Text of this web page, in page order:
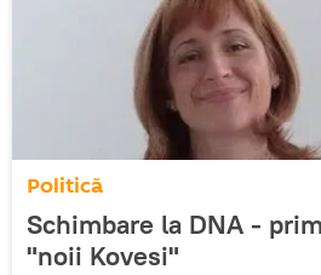
Politică
Schimbare la DNA -
"noii Kovesi"